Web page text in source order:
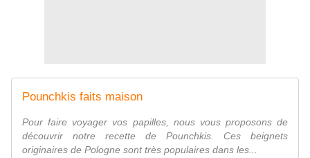
Pounchkis faits maison
Pour faire voyager vos papilles, nous vous proposons de
découvrir notre recette de Pounchkis. Ces beignets
originaires de Pologne sont très populaires dans les...